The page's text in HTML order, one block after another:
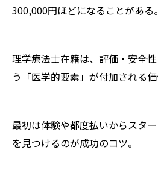
300,000円ほどになることがある。
理学療法士在籍は、評価・安全
う「医学的要素」が付加される価
最初は体験や都度払いからスタ
を見つけるのが成功のコツ。